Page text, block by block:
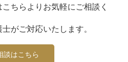
ちらよりお気軽にご相談く
がご対応いたします。
談はこちら